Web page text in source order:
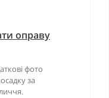
оправу
фото
за